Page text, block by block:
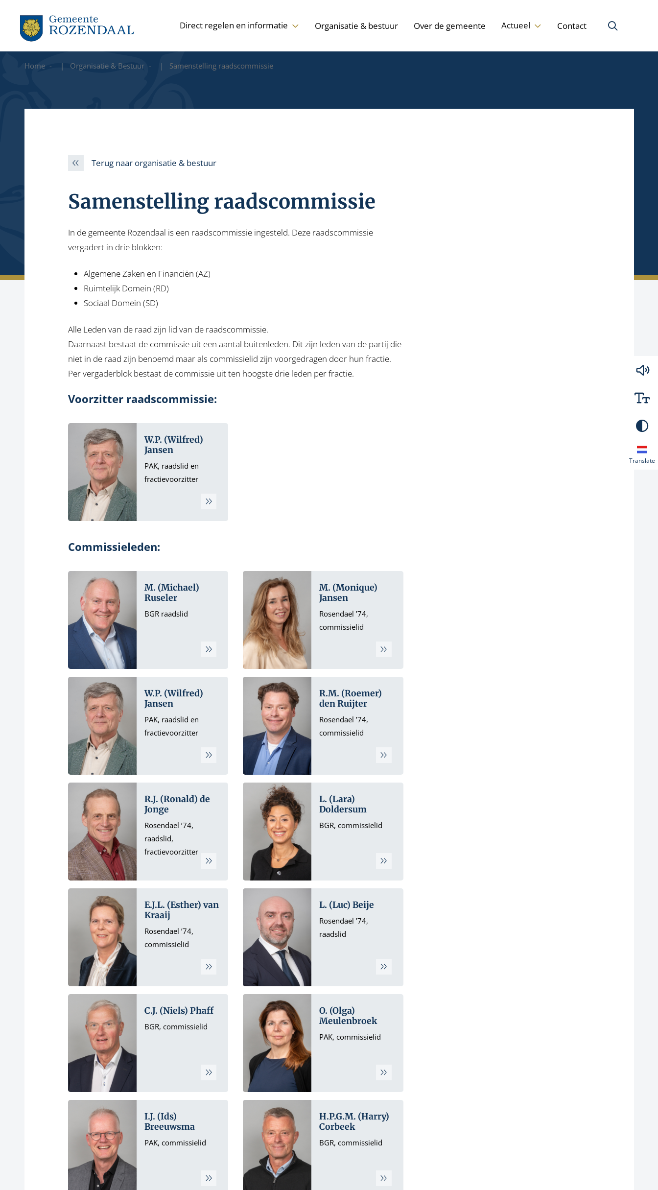
Direct regelen en informatie Organisatie & bestuur Over de gemeente Actueel Contact
Translate
Home Organisatie & Bestuur Samenstelling raadscommissie
Terug naar organisatie & bestuur
Samenstelling raadscommissie
In de gemeente Rozendaal is een raadscommissie ingesteld. Deze raadscommissie
vergadert in drie blokken:
Algemene Zaken en Financiën (AZ)
Ruimtelijk Domein (RD)
Sociaal Domein (SD)
Alle Leden van de raad zijn lid van de raadscommissie.
Daarnaast bestaat de commissie uit een aantal buitenleden. Dit zijn leden van de partij die
niet in de raad zijn benoemd maar als commissielid zijn voorgedragen door hun fractie.
Per vergaderblok bestaat de commissie uit ten hoogste drie leden per fractie.
Voorzitter raadscommissie:
W.P. (Wilfred)
Jansen
PAK, raadslid en
fractievoorzitter
Commissieleden:
M. (Michael)
Ruseler
BGR raadslid
M. (Monique)
Jansen
Rosendael ’74,
commissielid
W.P. (Wilfred)
Jansen
PAK, raadslid en
fractievoorzitter
R.M. (Roemer)
den Ruijter
Rosendael ’74,
commissielid
R.J. (Ronald) de
Jonge
Rosendael ’74,
raadslid,
fractievoorzitter
L. (Lara)
Doldersum
BGR, commissielid
E.J.L. (Esther) van
Kraaij
Rosendael ’74,
commissielid
L. (Luc) Beije
Rosendael ’74,
raadslid
C.J. (Niels) Phaff
BGR, commissielid
O. (Olga)
Meulenbroek
PAK, commissielid
I.J. (Ids)
Breeuwsma
PAK, commissielid
H.P.G.M. (Harry)
Corbeek
BGR, commissielid